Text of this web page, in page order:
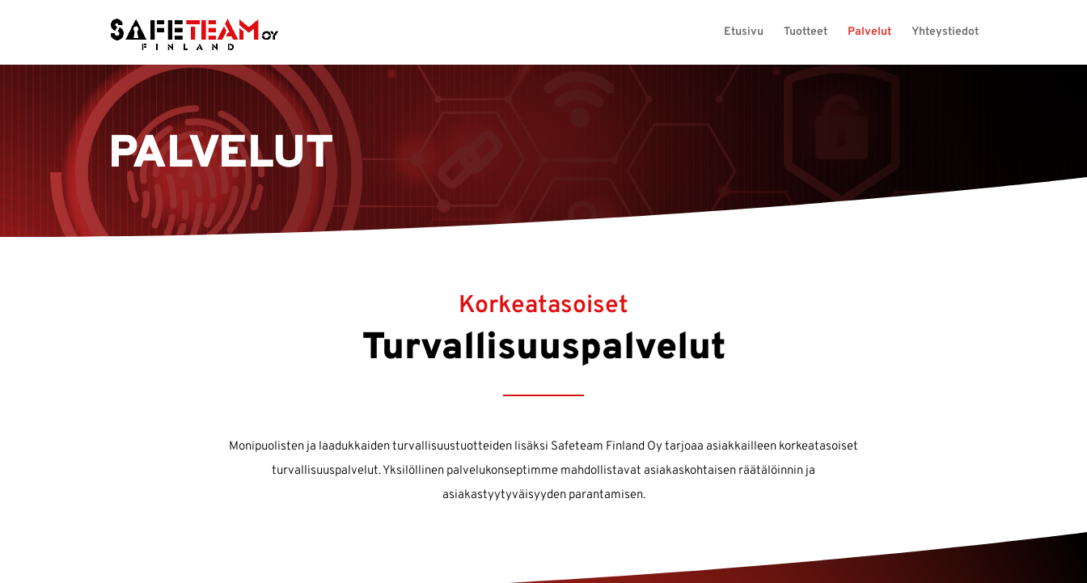
Etusivu Tuotteet Palvelut Yhteystiedot
PALVELUT
Korkeatasoiset
Turvallisuuspalvelut
Monipuolisten ja laadukkaiden turvallisuustuotteiden lisäksi Safeteam Finland Oy tarjoaa asiakkailleen korkeatasoiset
turvallisuuspalvelut. Yksilöllinen palvelukonseptimme mahdollistavat asiakaskohtaisen räätälöinnin ja
asiakastyytyväisyyden parantamisen.